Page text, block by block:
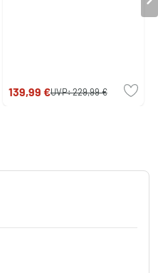
139,99 €UVP:229,99 €